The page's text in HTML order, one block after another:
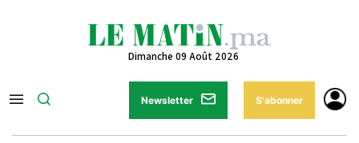
Dimanche 09 Août 2026
Newsletter S'abonner